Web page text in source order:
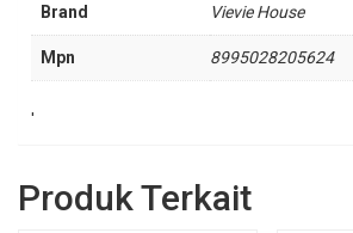
Brand Vievie House
Mpn 8995028205624
'
Produk Terkait